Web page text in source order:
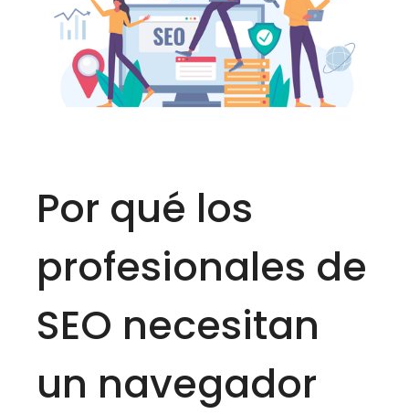
Por qué los
profesionales de
SEO necesitan
un navegador